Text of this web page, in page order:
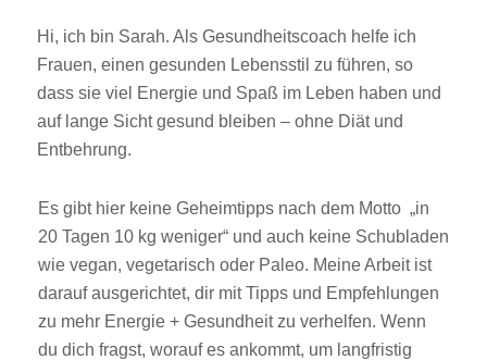
Hi, ich bin Sarah. Als Gesundheitscoach helfe ich
Frauen, einen gesunden Lebensstil zu führen, so
dass sie viel Energie und Spaß im Leben haben und
auf lange Sicht gesund bleiben – ohne Diät und
Entbehrung.
Es gibt hier keine Geheimtipps nach dem Motto „in
20 Tagen 10 kg weniger“ und auch keine Schubladen
wie vegan, vegetarisch oder Paleo. Meine Arbeit ist
darauf ausgerichtet, dir mit Tipps und Empfehlungen
zu mehr Energie + Gesundheit zu verhelfen. Wenn
du dich fragst, worauf es ankommt, um langfristig